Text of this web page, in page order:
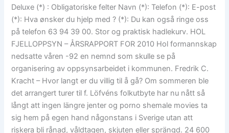
Deluxe (*) : Obligatoriske felter Navn (*): Telefon (*): E-post
(*): Hva ønsker du hjelp med ? (*): Du kan også ringe oss
på telefon 63 94 39 00. Stor og praktisk hadlekurv. HOL
FJELLOPPSYN – ÅRSRAPPORT FOR 2010 Hol formannskap
nedsatte våren -92 en nemnd som skulle se på
organisering av oppsynsarbeidet i kommunen. Fredrik C.
Kracht – Hvor langt er du villig til å gå? Om sommeren ble
det arrangert turer til f. Löfvéns folkutbyte har nu nått så
långt att ingen längre jenter og porno shemale movies ta
sig hem på egen hand någonstans i Sverige utan att
riskera bli rånad, våldtagen, skjuten eller sprängd. 24 600